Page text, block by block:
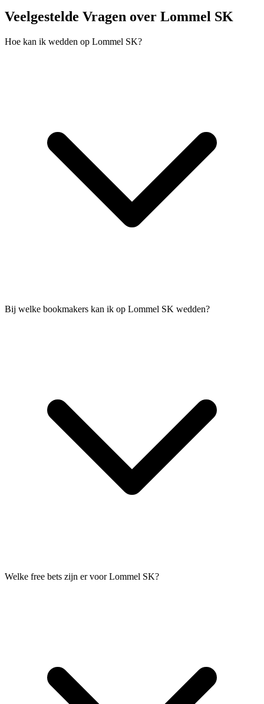
Veelgestelde Vragen over Lommel SK
Hoe kan ik wedden op Lommel SK?
Bij welke bookmakers kan ik op Lommel SK wedden?
Welke free bets zijn er voor Lommel SK?